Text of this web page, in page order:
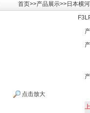
首页>>产品展示>>日本横
点击放大